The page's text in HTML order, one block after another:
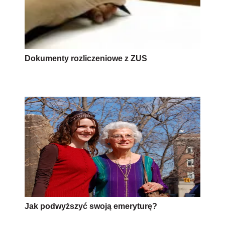
Dokumenty rozliczeniowe z ZUS
Jak podwyższyć swoją emeryturę?